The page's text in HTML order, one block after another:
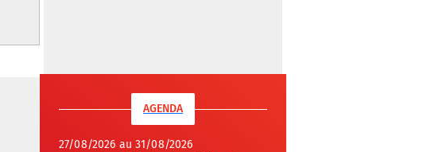
AGENDA
27/08/2026 au 31/08/2026